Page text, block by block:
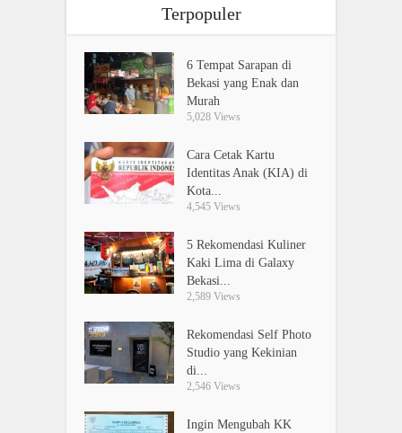
Terpopuler
6 Tempat Sarapan di
Bekasi yang Enak dan
Murah
5,028 Views
Cara Cetak Kartu
Identitas Anak (KIA) di
Kota...
4,545 Views
5 Rekomendasi Kuliner
Kaki Lima di Galaxy
Bekasi...
2,589 Views
Rekomendasi Self Photo
Studio yang Kekinian
di...
2,546 Views
Ingin Mengubah KK